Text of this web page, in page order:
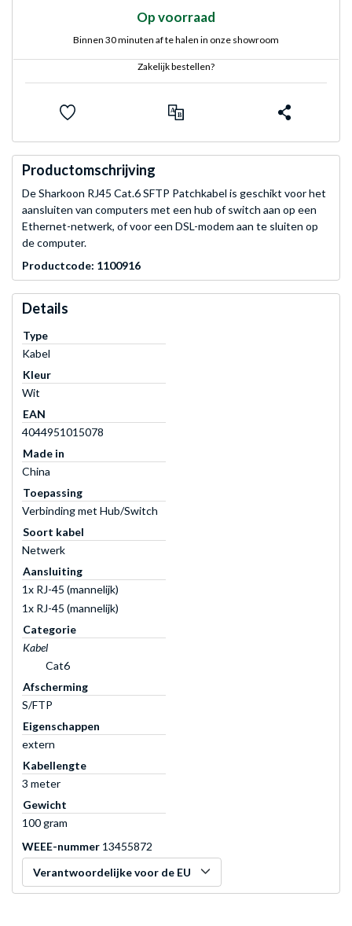
Op voorraad
Binnen 30 minuten af te halen in onze showroom
Zakelijk bestellen?
Productomschrijving
De Sharkoon RJ45 Cat.6 SFTP Patchkabel is geschikt voor het
aansluiten van computers met een hub of switch aan op een
Ethernet-netwerk, of voor een DSL-modem aan te sluiten op
de computer.
Productcode: 1100916
Details
Type
Kabel
Kleur
Wit
EAN
4044951015078
Made in
China
Toepassing
Verbinding met Hub/Switch
Soort kabel
Netwerk
Aansluiting
1x RJ-45 (mannelijk)
1x RJ-45 (mannelijk)
Categorie
Kabel
Cat6
Afscherming
S/FTP
Eigenschappen
extern
Kabellengte
3 meter
Gewicht
100 gram
WEEE-nummer 13455872
Verantwoordelijke voor de EU